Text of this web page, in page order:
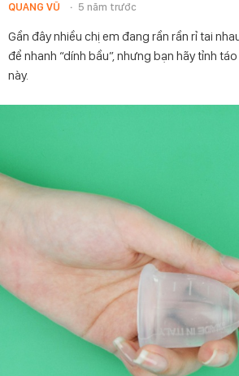
QUANG VŨ 5 năm trước
Gần đây nhiều chị em đang rần rần rỉ tai
để nhanh “dính bầu”, nhưng bạn hãy tỉnh
này.